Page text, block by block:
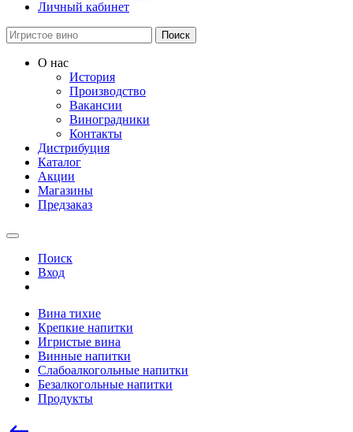
Личный кабинет
Поиск
О нас
История
Производство
Вакансии
Виноградники
Контакты
Дистрибуция
Каталог
Акции
Магазины
Предзаказ
Поиск
Вход
Вина тихие
Крепкие напитки
Игристые вина
Винные напитки
Слабоалкогольные напитки
Безалкогольные напитки
Продукты